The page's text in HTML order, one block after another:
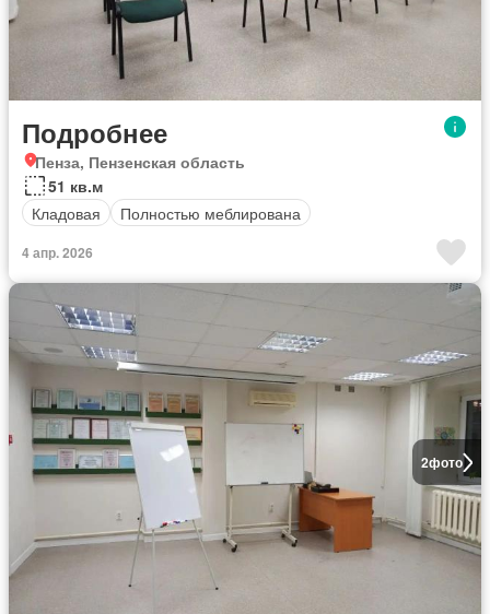
Подробнее
Пенза, Пензенская область
51 кв.м
Кладовая
Полностью меблирована
4 апр. 2026
2фото